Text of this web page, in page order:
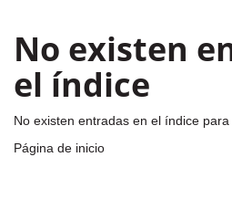
No existen
el índice
No existen entradas en el índice para
Página de inicio